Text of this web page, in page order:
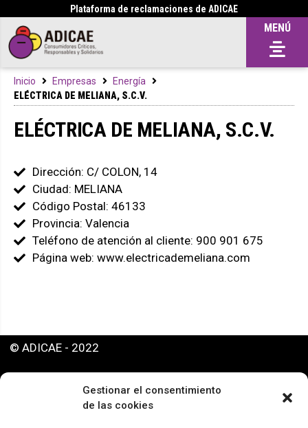
Gestionar el consentimiento
de las cookies
Plataforma de reclamaciones de ADICAE
MENÚ
Inicio Empresas
Energía
ELÉCTRICA DE MELIANA, S.C.V.
ELÉCTRICA DE MELIANA, S.C.V.
Dirección: C/ COLON, 14
Ciudad: MELIANA
Código Postal: 46133
Provincia: Valencia
Teléfono de atención al cliente: 900 901 675
Página web: www.electricademeliana.com
© ADICAE - 2022